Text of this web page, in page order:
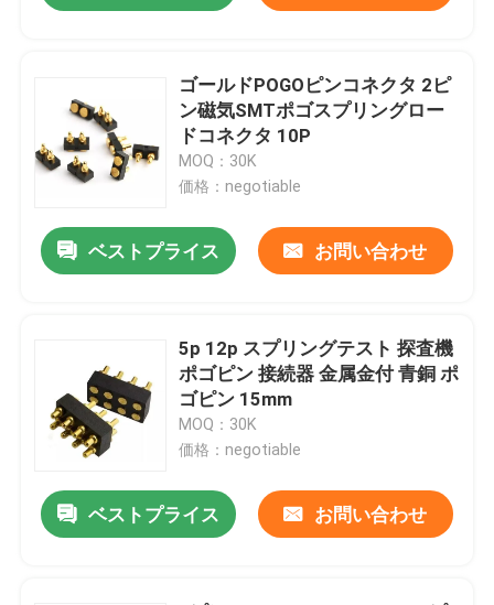
調査のPogo Pin
右角POGOピン
双端ポゴピン
ロープ付きPOGOピン
SMT POGOピン
磁気ポゴピン
ゴールドPOGOピンコネクタ 2ピ
ン磁気SMTポゴスプリングロー
ドコネクタ 10P
MOQ：30K
価格：negotiable
ベストプライス お問い合わせ
5p 12p スプリングテスト 探査機
ポゴピン 接続器 金属金付 青銅 ポ
ゴピン 15mm
MOQ：30K
価格：negotiable
ベストプライス お問い合わせ